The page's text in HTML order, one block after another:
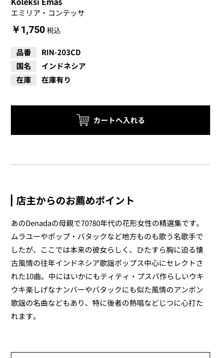
エミリア・コンテッサ
￥1,750 税込
品番
RIN-203CD
国名
インドネシア
在庫
在庫有り
店主からのお薦めポイント
あのDenadaの母親で70?80年代の花形女性の精選集です。
ムラユーやポップ・バタックなど地方ものも歌う名歌手で
したが、ここでは本来の彼女らしく、ひたすら胸に迫る懐
古風情の往年インドネシア歌謡ポップス中心にセレクトさ
れた10曲。中にはいかにもティティ・プスパ作らしいウキ
ウキ楽しげなナンバーやバタックにも似た風情のアンボン
歌謡の名曲などもあり、特に後者の熱唱などじつに心打た
れます。